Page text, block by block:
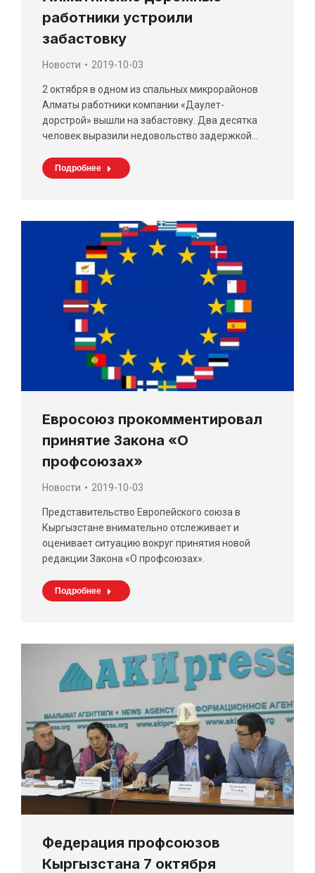
работники устроили
забастовку
Новости 2019-10-03
2 октября в одном из спальных микрорайонов
Алматы работники компании «Даулет-
дорстрой» вышли на забастовку. Два десятка
человек выразили недовольство задержкой…
Подробнее
Евросоюз прокомментировал
принятие Закона «О
профсоюзах»
Новости 2019-10-03
Представительство Европейского союза в
Кыргызстане внимательно отслеживает и
оценивает ситуацию вокруг принятия новой
редакции Закона «О профсоюзах».
Подробнее
Федерация профсоюзов
Кыргызстана 7 октября